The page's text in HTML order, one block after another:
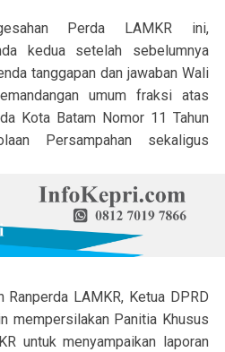
Perda LAMKR ini,
kedua setelah sebelumnya
tanggapan dan jawaban Wali
umum fraksi atas
Kota Batam Nomor 11 Tahun
Persampahan sekaligus
Ranperda LAMKR, Ketua DPRD
mempersilakan Panitia Khusus
untuk menyampaikan laporan